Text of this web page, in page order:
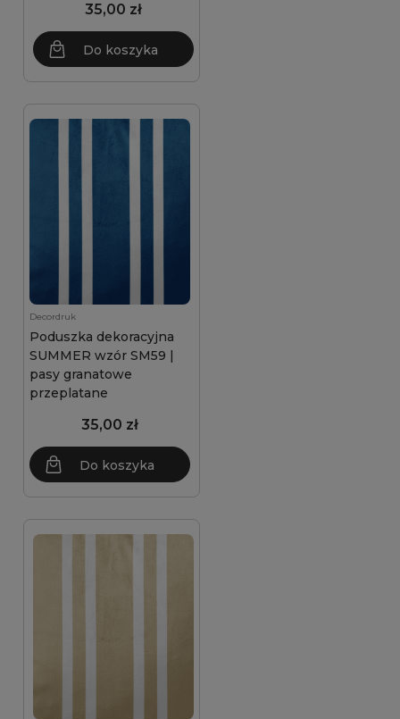
35,00 zł
Do koszyka
Decordruk
Poduszka dekoracyjna
SUMMER wzór SM59 |
pasy granatowe
przeplatane
35,00 zł
Do koszyka